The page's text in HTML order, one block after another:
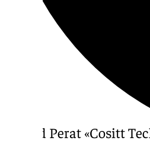
Gerard Perat «Cositt